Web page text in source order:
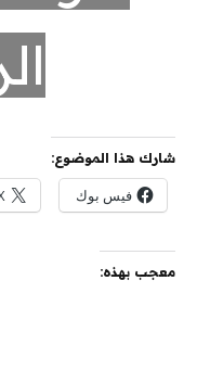
شارك هذا الموضوع:
فيس بوك
معجب بهذه: